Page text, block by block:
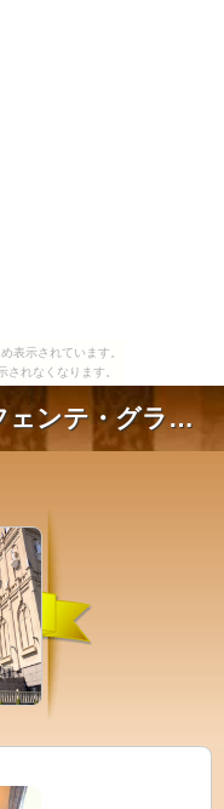
表示されています。
れなくなります。
バードグリーンホテル フェンテ・グランデ